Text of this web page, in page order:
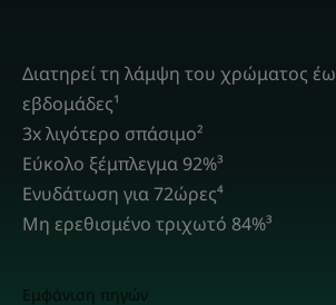
Διατηρεί τη λάμψη του χρώματος
εβδομάδες¹
3x λιγότερο σπάσιμο²
Eύκολο ξέμπλεγμα 92%³
Ενυδάτωση για 72ώρες⁴
Μη ερεθισμένο τριχωτό 84%³
Εμφάνιση πηγών